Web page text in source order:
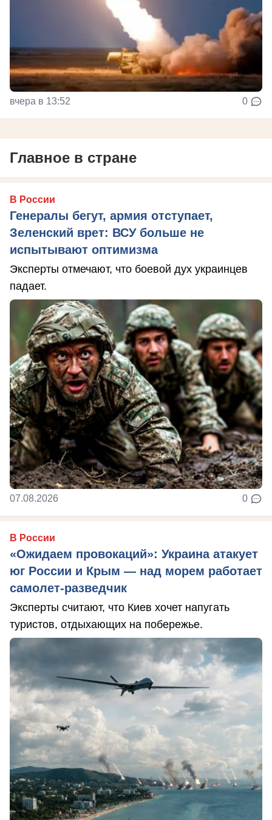
вчера в 13:52 0
Главное в стране
В России
Генералы бегут, армия отступает,
Зеленский врет: ВСУ больше не
испытывают оптимизма
Эксперты отмечают, что боевой дух украинцев
падает.
07.08.2026 0
В России
«Ожидаем провокаций»: Украина атакует
юг России и Крым — над морем работает
самолет-разведчик
Эксперты считают, что Киев хочет напугать
туристов, отдыхающих на побережье.